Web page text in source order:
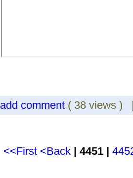
add comment ( 38 views
<<First <Back | 4451 |